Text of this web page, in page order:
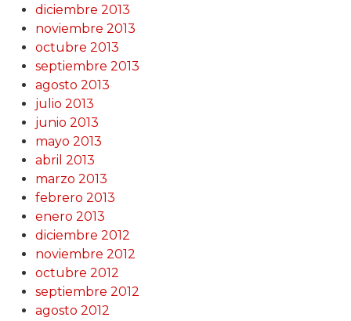
diciembre 2013
noviembre 2013
octubre 2013
septiembre 2013
agosto 2013
julio 2013
junio 2013
mayo 2013
abril 2013
marzo 2013
febrero 2013
enero 2013
diciembre 2012
noviembre 2012
octubre 2012
septiembre 2012
agosto 2012